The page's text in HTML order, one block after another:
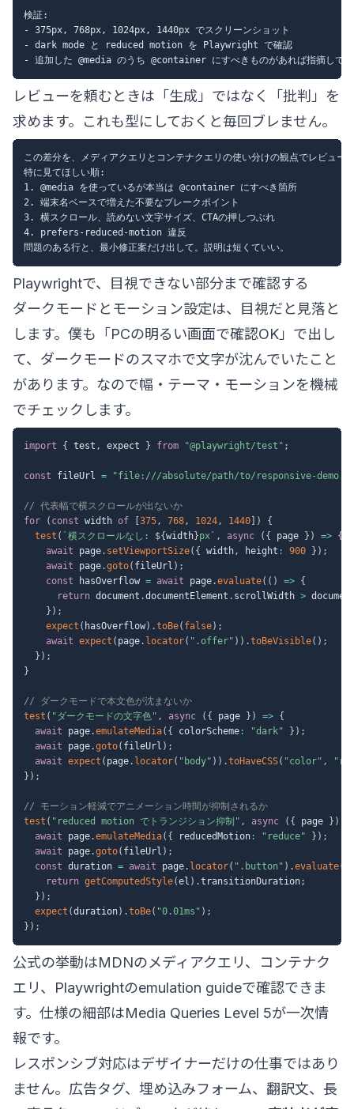
検証:
- 375px, 768px, 1024px, 1440px でスクリーンショット
- dark mode と reduced motion を Playwright で確認
レビューを頼むときは「生成」ではなく「批判」を
求めます。これも型にしておくと毎回ブレません。
この差分を、メディアクエリとコンテナクエリの使い分けの観点でレビュー
特に見てほしい順:
1. @media を使っているが本当は @container にすべき箇所
2. 端末名ベースで増えた不要なブレークポイント
3. 横スクロール、読めない文字サイズ、CTAの押しつぶれ
4. prefers-reduced-motion 違反
Playwrightで、目視できない部分まで確認する
ダークモードとモーション設定は、目視だと見落と
します。僕も「PCの明るい画面で確認OK」で出し
て、ダークモードのスマホで文字が沈んでいたこと
があります。なので幅・テーマ・モーションを機械
でチェックします。
import { test , expect } from "@playwright/test" ;
const fileUrl = "file:///absolute/path/to/responsive-
// 代表幅で横スクロールが出ないか
for
( const width of 375, 768, 1024, 1440 )
{
test ( ` 横スクロールなし: ${width}px ` , async ( { page } ) => {
await page. setViewportSize( { width, height : 900 } ) ;
await page.goto( fileUrl ) ;
const hasOverflow = await page.evaluate( ( ) => {
return document .documentElement . scrollWidth >
} ) ;
expect ( hasOverflow) .toBe( false) ;
await expect ( page. locator( ".offer" ) ) .toBeVisible( ) ;
} ) ;
}
// ダークモードで本文色が沈まないか
test ( "ダークモードの文字色" , async ( { page } ) => {
await page.emulateMedia( { colorScheme : "dark" } ) ;
await page.goto( fileUrl ) ;
await expect ( page. locator( "body" ) ) .toHaveCSS( "color" ,
} ) ;
// モーション軽減でアニメーション時間が抑制されるか
test ( "reduced motion でトランジション抑制" , async ( { page } )
await page.emulateMedia( { reducedMotion : "reduce" } ) ;
await page.goto( fileUrl ) ;
const duration = await page. locator( ".button" ) .evaluate(
return getComputedStyle(el ) .transitionDuration;
} ) ;
expect (duration) .toBe( "0.01ms" ) ;
} ) ;
公式の挙動はMDNのメディアクエリ、
コンテナク
エリ、Playwrightのemulation guideで確認できま
す。仕様の細部はMedia Queries Level 5が一次情
報です。
レスポンシブ対応はデザイナーだけの仕事ではあり
ません。広告タグ、埋め込みフォーム、翻訳文、長